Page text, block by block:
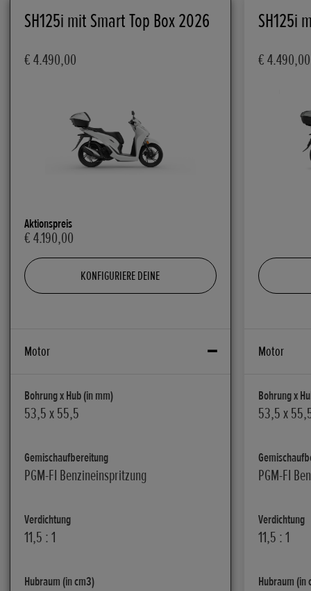
SH125i mit Smart Top Box 2026
€ 4.490,00
Aktionspreis
€ 4.190,00
KONFIGURIERE DEINE
Motor
Bohrung x Hub (in mm)
53,5 x 55,5
Gemischaufbereitung
PGM-FI Benzineinspritzung
Verdichtung
11,5 : 1
Hubraum (in cm3)
SH125i
€ 4.490,00
Motor
Bohrung x
53,5 x
PGM-FI
Verdichtung
11,5 : 1
Hubraum (in